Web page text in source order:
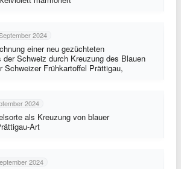
2024
einer neu gezüchteten
der Schweiz durch Kreuzung des Blauen
Schweizer Frühkartoffel Prättigau,
2024
als Kreuzung von blauer
Art
2024